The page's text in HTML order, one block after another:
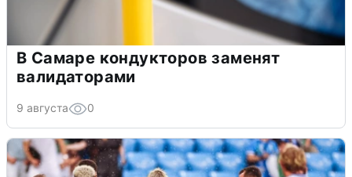
В Самаре кондукторов заменят
валидаторами
9 августа 0